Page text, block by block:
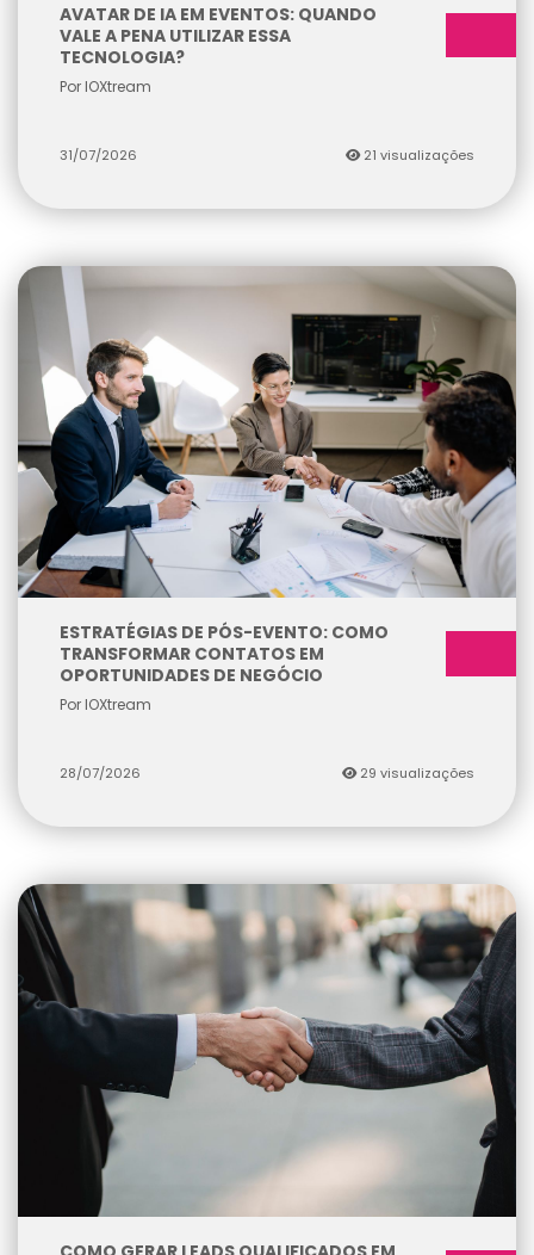
AVATAR DE IA EM EVENTOS: QUANDO
VALE A PENA UTILIZAR ESSA
TECNOLOGIA?
Por IOXtream
31/07/2026 21 visualizações
ESTRATÉGIAS DE PÓS-EVENTO: COMO
TRANSFORMAR CONTATOS EM
OPORTUNIDADES DE NEGÓCIO
Por IOXtream
28/07/2026 29 visualizações